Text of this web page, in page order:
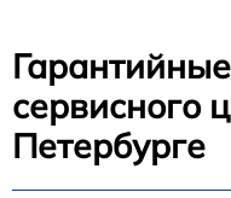
сервисного
Петербурге